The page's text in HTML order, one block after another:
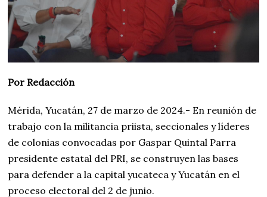
Por Redacción
Mérida, Yucatán, 27 de marzo de 2024.- En reunión de
trabajo con la militancia priista, seccionales y líderes
de colonias convocadas por Gaspar Quintal Parra
presidente estatal del PRI, se construyen las bases
para defender a la capital yucateca y Yucatán en el
proceso electoral del 2 de junio.